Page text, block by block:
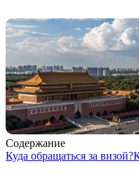
Содержание
Куда обращаться за визой?